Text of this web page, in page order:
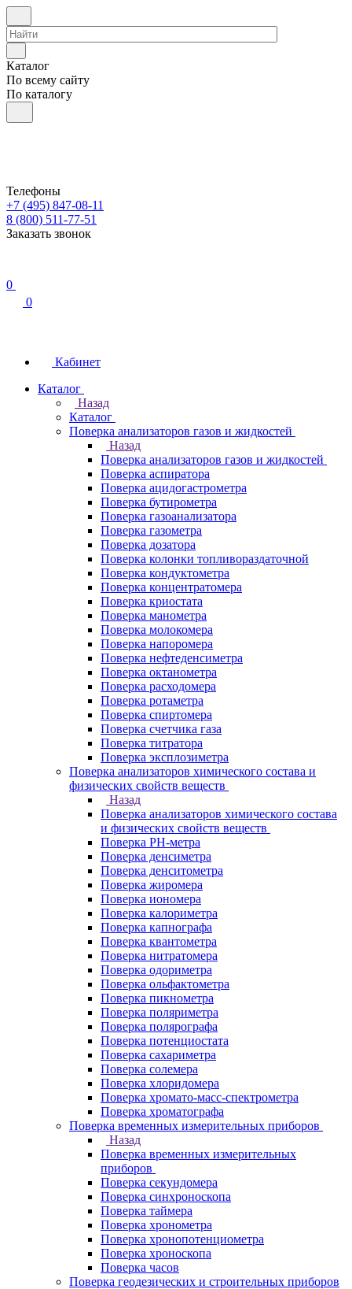
Каталог
По всему сайту
По каталогу
Телефоны
+7 (495) 847-08-11
8 (800) 511-77-51
Заказать звонок
0
0
Кабинет
Каталог
Назад
Каталог
Поверка анализаторов газов и жидкостей
Назад
Поверка анализаторов газов и жидкостей
Поверка аспиратора
Поверка ацидогастрометра
Поверка бутирометра
Поверка газоанализатора
Поверка газометра
Поверка дозатора
Поверка колонки топливораздаточной
Поверка кондуктометра
Поверка концентратомера
Поверка криостата
Поверка манометра
Поверка молокомера
Поверка напоромера
Поверка нефтеденсиметра
Поверка октанометра
Поверка расходомера
Поверка ротаметра
Поверка спиртомера
Поверка счетчика газа
Поверка титратора
Поверка эксплозиметра
Поверка анализаторов химического состава и
физических свойств веществ
Назад
Поверка анализаторов химического состава
и физических свойств веществ
Поверка PH-метра
Поверка денсиметра
Поверка денситометра
Поверка жиромера
Поверка иономера
Поверка калориметра
Поверка капнографа
Поверка квантометра
Поверка нитратомера
Поверка одориметра
Поверка ольфактометра
Поверка пикнометра
Поверка поляриметра
Поверка полярографа
Поверка потенциостата
Поверка сахариметра
Поверка солемера
Поверка хлоридомера
Поверка хромато-масс-спектрометра
Поверка хроматографа
Поверка временных измерительных приборов
Назад
Поверка временных измерительных
приборов
Поверка секундомера
Поверка синхроноскопа
Поверка таймера
Поверка хронометра
Поверка хронопотенциометра
Поверка хроноскопа
Поверка часов
Поверка геодезических и строительных приборов